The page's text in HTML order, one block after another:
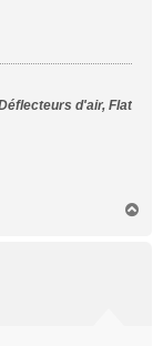
d'air, Flat